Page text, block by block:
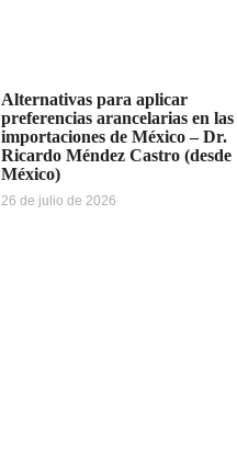
Alternativas para aplicar
preferencias arancelarias en las
importaciones de México – Dr.
Ricardo Méndez Castro (desde
México)
26 de julio de 2026